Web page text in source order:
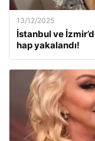
13/12/2025
İstanbul ve
hap yakalandı!